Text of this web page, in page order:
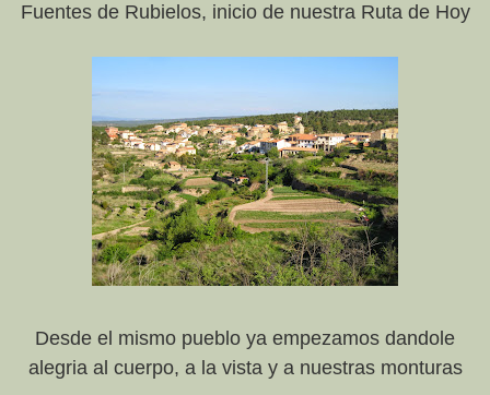
Fuentes de Rubielos, inicio de nuestra Ruta de Hoy
Desde el mismo pueblo ya empezamos dandole
alegria al cuerpo, a la vista y a nuestras monturas